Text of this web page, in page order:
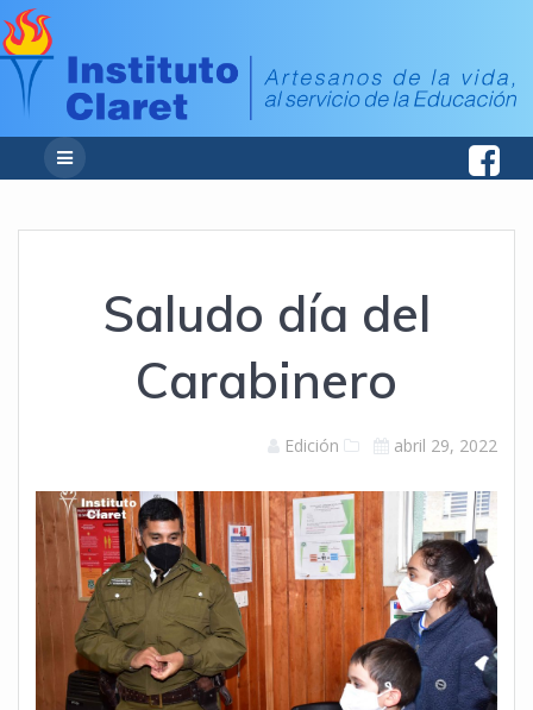
Saludo día del
Carabinero
Edición abril 29, 2022